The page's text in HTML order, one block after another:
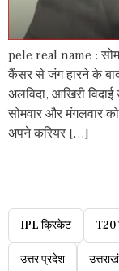
pele real name :
कैंसर से जंग हारने के
अलविदा, आखिरी
सोमवार और मंगलवार
अपने करियर […]
IPL क्रिकेट T20
उत्तर प्रदेश